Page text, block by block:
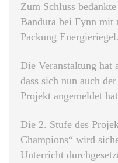
Zum Schluss
Bandura bei Fynn mit
Packung Energieriegel.
Die Veranstaltung hat
dass sich nun auch
Projekt angemeldet
Die 2. Stufe des
Champions“ wird
Unterricht